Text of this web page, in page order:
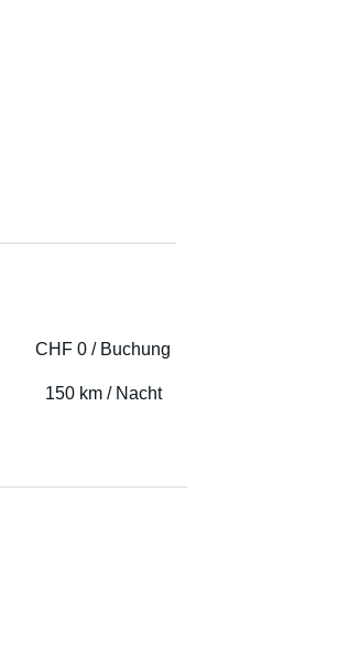
CHF 0 / Buchung
150 km / Nacht